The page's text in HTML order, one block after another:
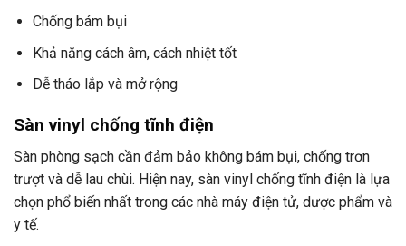
Chống bám bụi
Khả năng cách âm, cách nhiệt tốt
Dễ tháo lắp và mở rộng
Sàn vinyl chống tĩnh điện
Sàn phòng sạch cần đảm bảo không bám bụi, chống trơn
trượt và dễ lau chùi. Hiện nay, sàn vinyl chống tĩnh điện là lựa
chọn phổ biến nhất trong các nhà máy điện tử, dược phẩm và
y tế.